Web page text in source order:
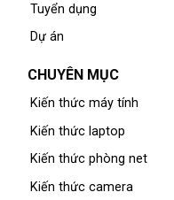
Tuyển dụng
Dự án
CHUYÊN MỤC
Kiến thức máy tính
Kiến thức laptop
Kiến thức phòng net
Kiến thức camera